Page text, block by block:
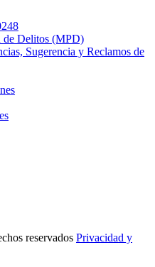
de Delitos (MPD)
Sugerencia y Reclamos de
reservados Privacidad y